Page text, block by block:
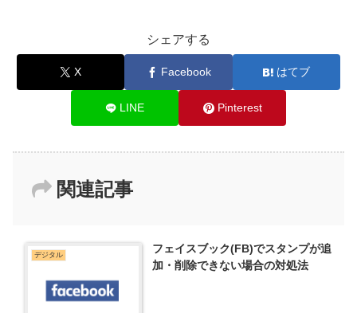
シェアする
X Facebook はてブ
LINE Pinterest
関連記事
デジタル
フェイスブック(FB)でスタンプが追
加・削除できない場合の対処法